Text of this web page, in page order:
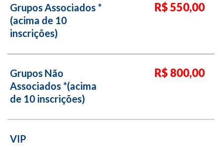
Grupos Associados *
(acima de 10
inscrições)
R$ 550,00
Grupos Não
Associados *(acima
de 10 inscrições)
R$ 800,00
VIP